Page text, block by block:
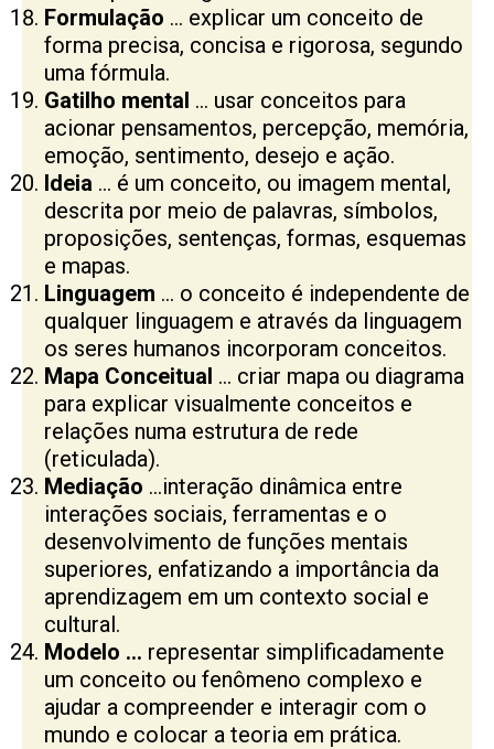
Formulação … explicar um conceito de
forma precisa, concisa e rigorosa, segundo
uma fórmula.
Gatilho mental … usar conceitos para
acionar pensamentos, percepção, memória,
emoção, sentimento, desejo e ação.
Ideia … é um conceito, ou imagem mental,
descrita por meio de palavras, símbolos,
proposições, sentenças, formas, esquemas
e mapas.
Linguagem … o conceito é independente de
qualquer linguagem e através da linguagem
os seres humanos incorporam conceitos.
Mapa Conceitual … criar mapa ou diagrama
para explicar visualmente conceitos e
relações numa estrutura de rede
(reticulada).
Mediação …interação dinâmica entre
interações sociais, ferramentas e o
desenvolvimento de funções mentais
superiores, enfatizando a importância da
aprendizagem em um contexto social e
cultural.
Modelo … representar simplificadamente
um conceito ou fenômeno complexo e
ajudar a compreender e interagir com o
mundo e colocar a teoria em prática.